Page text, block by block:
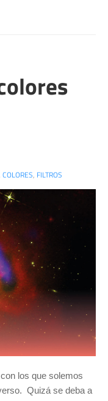
COLORES, FILTROS
los que solemos
Quizá se deba a